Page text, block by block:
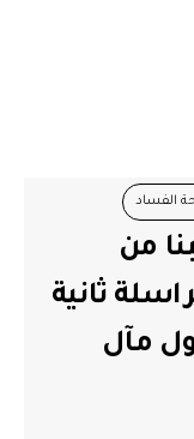
الفساد
بالمجلس
من
ثانية
مآل